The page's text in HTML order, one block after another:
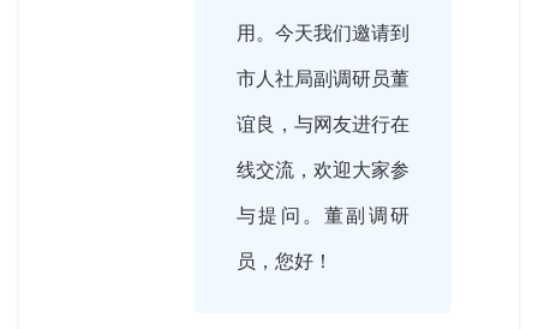
用。今天我们邀请到
市人社局副调研员董
谊良，与网友进行在
线交流，欢迎大家参
与提问。董副调研
员，您好！